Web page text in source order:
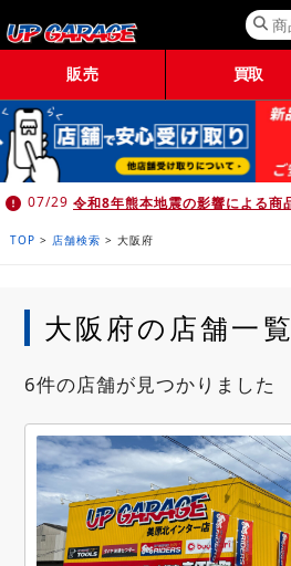
販売 買取
07/29
TOP > 店舗検索 > 大阪府
大阪府の店舗一覧
6件の店舗が見つかりました